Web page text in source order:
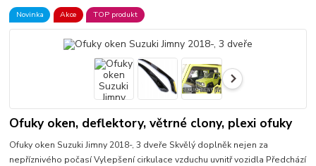
Novinka Akce TOP produkt
Ofuky oken, deflektory, větrné clony, plexi ofuky
Ofuky oken Suzuki Jimny 2018-, 3 dveře Skvělý doplněk nejen za
nepříznivého počasí Vylepšení cirkulace vzduchu uvnitř vozidla Předchází